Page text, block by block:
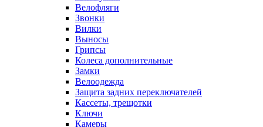
Велофляги
Звонки
Вилки
Выносы
Грипсы
Колеса дополнительные
Замки
Велоодежда
Защита задних переключателей
Кассеты, трещотки
Ключи
Камеры